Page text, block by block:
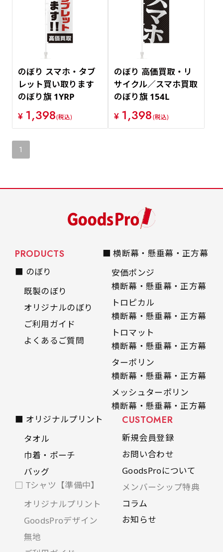
のぼり スマホ・タブ
レット買い取ります
のぼり旗 1YRP
¥ 1,398(税込)
のぼり 高価買取・リ
サイクル／スマホ買取
のぼり旗 154L
¥ 1,398(税込)
1
PRODUCTS
■ のぼり
既製のぼり
オリジナルのぼり
ご利用ガイド
よくあるご質問
■ 横断幕・懸垂幕・正方幕
安価ポンジ
横断幕・懸垂幕・正方幕
トロピカル
横断幕・懸垂幕・正方幕
トロマット
横断幕・懸垂幕・正方幕
ターポリン
横断幕・懸垂幕・正方幕
メッシュターポリン
横断幕・懸垂幕・正方幕
■ オリジナルプリント
タオル
巾着・ポーチ
バッグ
□ Tシャツ【準備中】
オリジナルプリント
GoodsProデザイン
無地
CUSTOMER
新規会員登録
お問い合わせ
GoodsProについて
メンバーシップ特典
コラム
お知らせ